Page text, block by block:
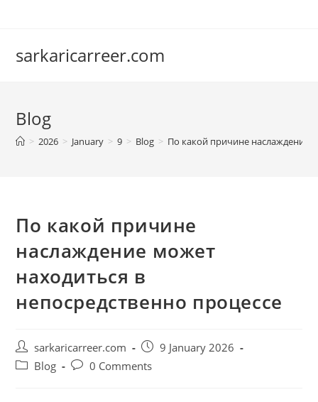
sarkaricarreer.com
Blog
> 2026 > January > 9 > Blog > По какой причине наслаждение
По какой причине
наслаждение может
находиться в
непосредственно процессе
Post
author:
sarkaricarreer.com
Post
published:
9 January 2026
PostBlog
Post0 Comments